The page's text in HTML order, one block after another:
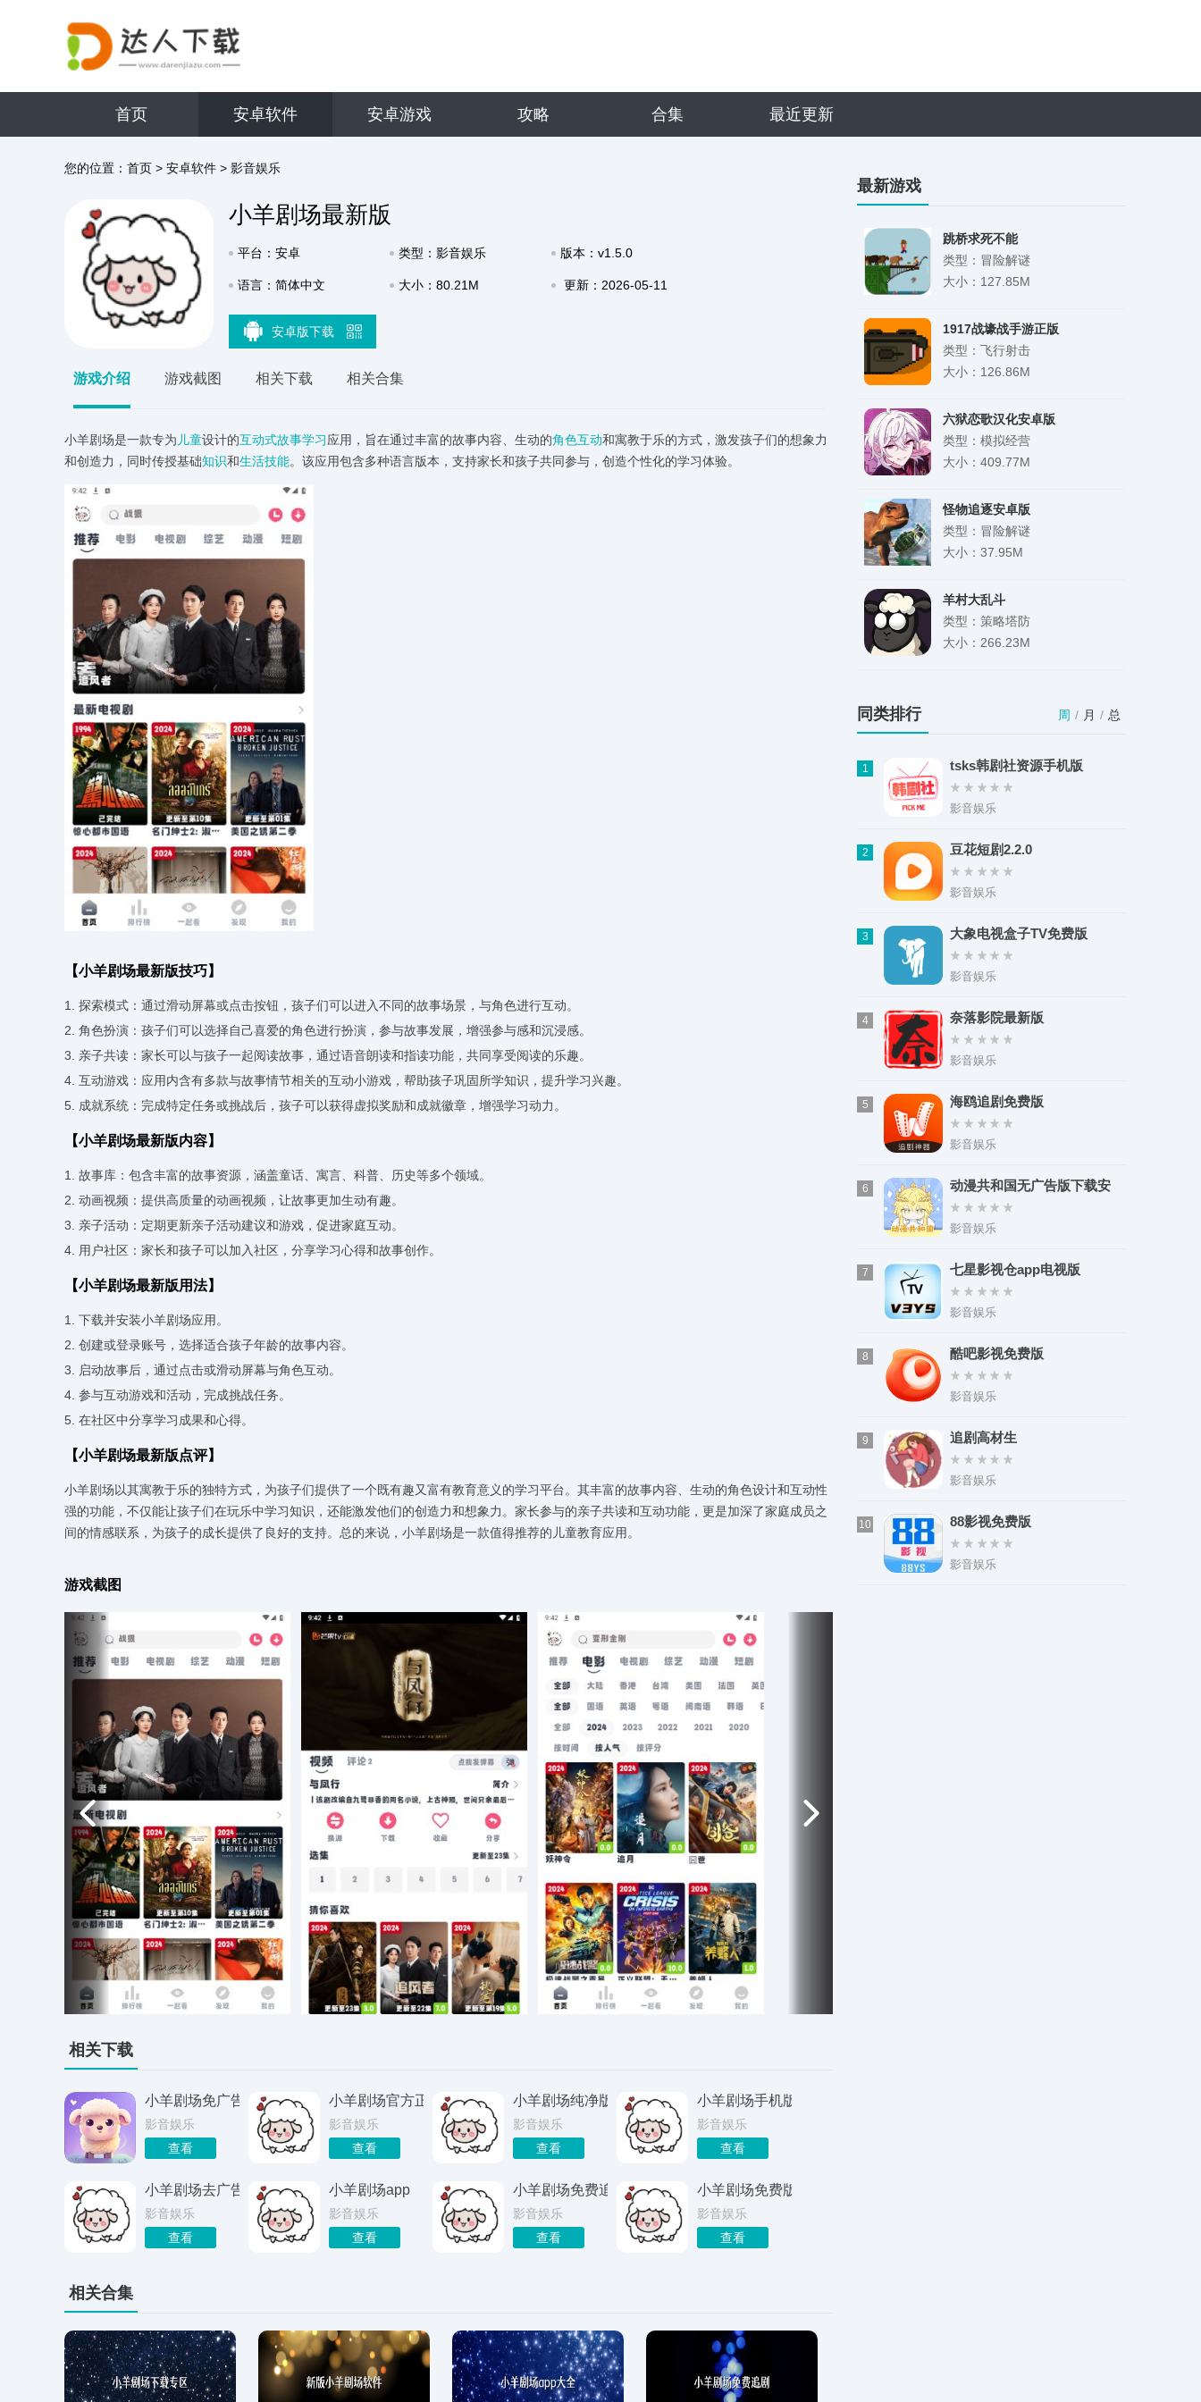
首页 安卓软件 安卓游戏 攻略 合集 最近更新
您的位置： 首页 > 安卓软件 > 影音娱乐
小羊剧场最新版
平台：安卓 类型：影音娱乐 版本：v1.5.0
语言：简体中文 大小：80.21M 更新：2026-05-11
安卓版下载
游戏介绍 游戏截图 相关下载 相关合集
小羊剧场是一款专为 儿童设计的互动式故事学习应用，旨在通过丰富的故事内容、生动的角色互动和寓教于乐的方式，激发孩子们的想象力
和创造力，同时传授基础知识和生活技能。该应用包含多种语言版本，支持家长和孩子共同参与，创造个性化的学习体验。
【小羊剧场最新版技巧】
1. 探索模式：通过滑动屏幕或点击按钮，孩子们可以进入不同的故事场景，与角色进行互动。
2. 角色扮演：孩子们可以选择自己喜爱的角色进行扮演，参与故事发展，增强参与感和沉浸感。
3. 亲子共读：家长可以与孩子一起阅读故事，通过语音朗读和指读功能，共同享受阅读的乐趣。
4. 互动游戏：应用内含有多款与故事情节相关的互动小游戏，帮助孩子巩固所学知识，提升学习兴趣。
5. 成就系统：完成特定任务或挑战后，孩子可以获得虚拟奖励和成就徽章，增强学习动力。
【小羊剧场最新版内容】
1. 故事库：包含丰富的故事资源，涵盖童话、寓言、科普、历史等多个领域。
2. 动画视频：提供高质量的动画视频，让故事更加生动有趣。
3. 亲子活动：定期更新亲子活动建议和游戏，促进家庭互动。
4. 用户社区：家长和孩子可以加入社区，分享学习心得和故事创作。
【小羊剧场最新版用法】
1. 下载并安装小羊剧场应用。
2. 创建或登录账号，选择适合孩子年龄的故事内容。
3. 启动故事后，通过点击或滑动屏幕与角色互动。
4. 参与互动游戏和活动，完成挑战任务。
5. 在社区中分享学习成果和心得。
【小羊剧场最新版点评】
小羊剧场以其寓教于乐的独特方式，为孩子们提供了一个既有趣又富有教育意义的学习平台。其丰富的故事内容、生动的角色设计和互动性
强的功能，不仅能让孩子们在玩乐中学习知识，还能激发他们的创造力和想象力。家长参与的亲子共读和互动功能，更是加深了家庭成员之
间的情感联系，为孩子的成长提供了良好的支持。总的来说，小羊剧场是一款值得推荐的儿童教育应用。
游戏截图
相关下载
小羊剧场免广告
影音娱乐
查看
小羊剧场官方正版
影音娱乐
查看
小羊剧场纯净版
影音娱乐
查看
小羊剧场手机版
影音娱乐
查看
小羊剧场去广告版
影音娱乐
查看
小羊剧场app
影音娱乐
查看
小羊剧场免费追剧
影音娱乐
查看
小羊剧场免费版
影音娱乐
查看
相关合集
最新游戏
跳桥求死不能
类型：冒险解谜
大小：127.85M
1917战壕战手游正版
类型：飞行射击
大小：126.86M
六狱恋歌汉化安卓版
类型：模拟经营
大小：409.77M
怪物追逐安卓版
类型：冒险解谜
大小：37.95M
羊村大乱斗
类型：策略塔防
大小：266.23M
阿凉的幸运日0.17手机版
类型：模拟经营
周 / 月 / 总
同类排行
1 tsks韩剧社资源手机版
影音娱乐
2 豆花短剧2.2.0
影音娱乐
3 大象电视盒子TV免费版
影音娱乐
4 奈落影院最新版
影音娱乐
5 海鸥追剧免费版
影音娱乐
6
动漫共和国无广告版下载安
装
影音娱乐
7 七星影视仓app电视版
影音娱乐
8 酷吧影视免费版
影音娱乐
9 追剧高材生
影音娱乐
10 88影视免费版
影音娱乐